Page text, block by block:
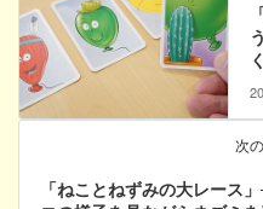
次
「ねことねずみの大レース